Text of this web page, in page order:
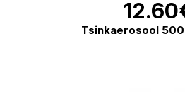
12.60
Tsinkaerosool 500